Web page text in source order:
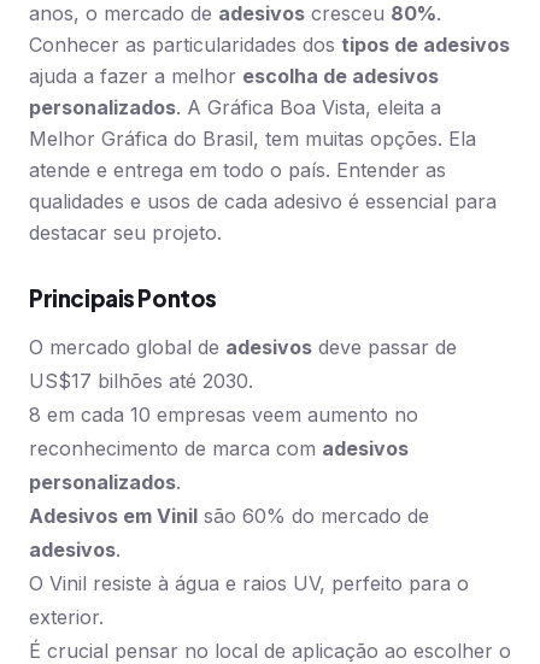
anos, o mercado de adesivos cresceu 80%.
Conhecer as particularidades dos tipos de adesivos
ajuda a fazer a melhor escolha de adesivos
personalizados. A Gráfica Boa Vista, eleita a
Melhor Gráfica do Brasil, tem muitas opções. Ela
atende e entrega em todo o país. Entender as
qualidades e usos de cada adesivo é essencial para
destacar seu projeto.
Principais Pontos
O mercado global de adesivos deve passar de
US$17 bilhões até 2030.
8 em cada 10 empresas veem aumento no
reconhecimento de marca com adesivos
personalizados.
Adesivos em Vinil são 60% do mercado de
adesivos.
O Vinil resiste à água e raios UV, perfeito para o
exterior.
É crucial pensar no local de aplicação ao escolher o